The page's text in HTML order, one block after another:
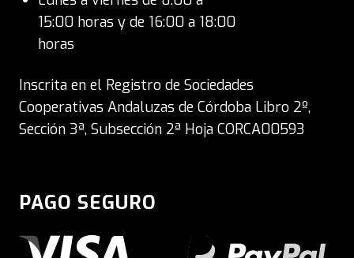
15:00 horas y de 16:00 a 18:00
horas
Inscrita en el Registro de Sociedades
Cooperativas Andaluzas de Córdoba Libro 2º,
Sección 3ª, Subsección 2ª Hoja CORCA00593
PAGO SEGURO